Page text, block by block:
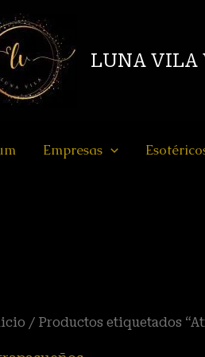
LUNA VILA
Empresas
/ Productos etiquetados